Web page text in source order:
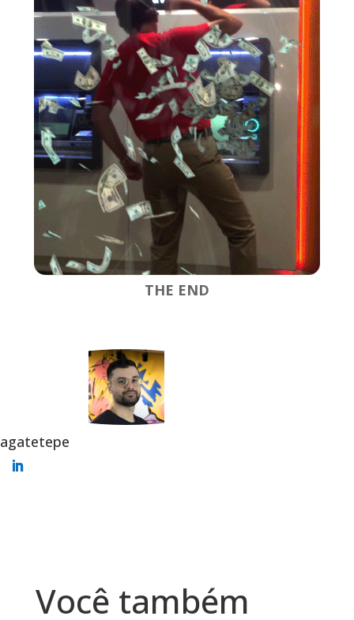
THE END
agatetepe
Você também